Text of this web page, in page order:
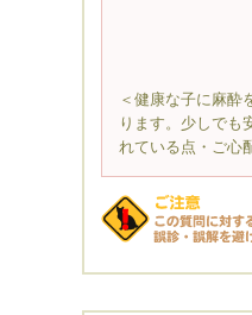
＜健康な子に麻酔
ります。少しでも
れている点・ご心